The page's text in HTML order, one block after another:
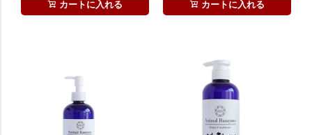
カートに入れる カートに入れる